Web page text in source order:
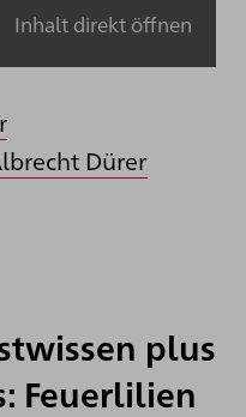
Inhalt direkt öffnen
Dürer
plus
Feuerlilien